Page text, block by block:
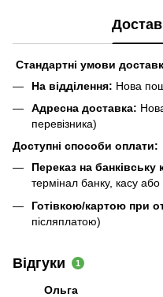
Стандартні умови
На відділення: Нова
Адресна доставка:
перевізника)
Доступні способи оплати:
Переказ на банківську
термінал банку, касу
Готівкою/картою при
післяплатою)
Відгуки 1
Ольга